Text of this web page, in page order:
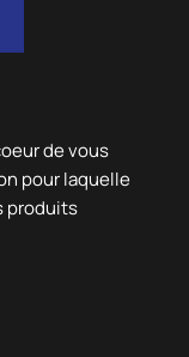
de vous
pour laquelle
produits